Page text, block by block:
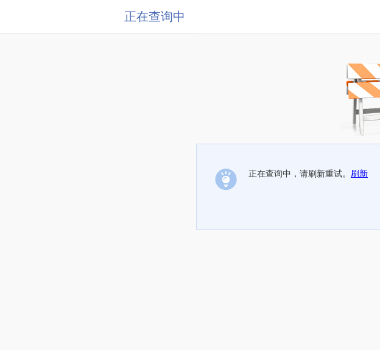
正在查询中
正在查询中，请刷新重试。 刷新